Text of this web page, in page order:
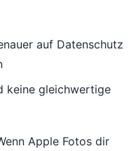
auf Datenschutz
keine gleichwertige
Apple Fotos dir